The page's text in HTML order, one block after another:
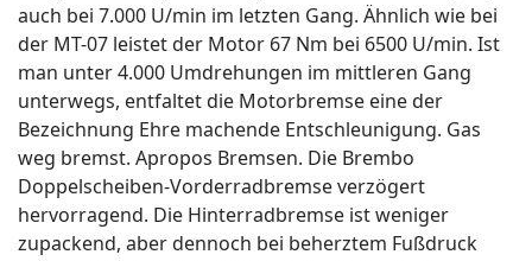
auch bei 7.000 U/min im letzten Gang. Ähnlich wie bei
der MT-07 leistet der Motor 67 Nm bei 6500 U/min. Ist
man unter 4.000 Umdrehungen im mittleren Gang
unterwegs, entfaltet die Motorbremse eine der
Bezeichnung Ehre machende Entschleunigung. Gas
weg bremst. Apropos Bremsen. Die Brembo
Doppelscheiben-Vorderradbremse verzögert
hervorragend. Die Hinterradbremse ist weniger
zupackend, aber dennoch bei beherztem Fußdruck